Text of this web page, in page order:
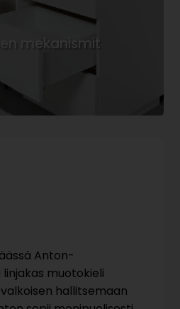
mekanismit
Anton-
muotokieli
hallitsemaan